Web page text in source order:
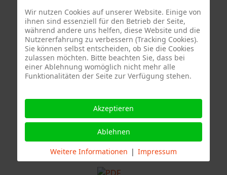
Sonderfahrzeug Berufsfeuerwehr Stuttgart
Quelle Fotos:
Wir nutzen Cookies auf unserer Website. Einige von
ihnen sind essenziell für den Betrieb der Seite,
während andere uns helfen, diese Website und die
Nutzererfahrung zu verbessern (Tracking Cookies).
Sie können selbst entscheiden, ob Sie die Cookies
zulassen möchten. Bitte beachten Sie, dass bei
einer Ablehnung womöglich nicht mehr alle
Funktionalitäten der Seite zur Verfügung stehen.
Akzeptieren
Ablehnen
Weitere Informationen | Impressum